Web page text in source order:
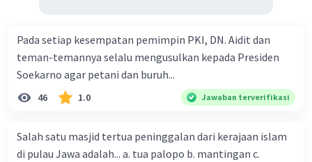
Pada setiap kesempatan pemimpin PKI, DN. Aidit dan
teman-temannya selalu mengusulkan kepada Presiden
Soekarno agar petani dan buruh...
46 1.0 Jawaban terverifikasi
Salah satu masjid tertua peninggalan dari kerajaan islam
di pulau Jawa adalah... a. tua palopo b. mantingan c.